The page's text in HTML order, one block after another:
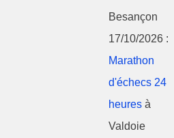
Besançon
17/10/2026 :
Marathon
d'échecs 24
heures à
Valdoie